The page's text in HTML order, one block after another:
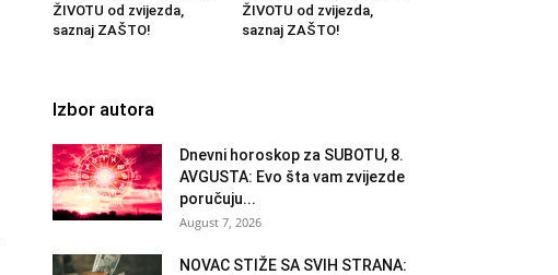
ŽIVOTU od zvijezda,
saznaj ZAŠTO!
ŽIVOTU od zvijezda,
saznaj ZAŠTO!
Izbor autora
Dnevni horoskop za SUBOTU, 8.
AVGUSTA: Evo šta vam zvijezde
poručuju...
August 7, 2026
NOVAC STIŽE SA SVIH STRANA: